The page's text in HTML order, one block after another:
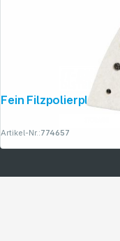
Artikel-Nr.:774657